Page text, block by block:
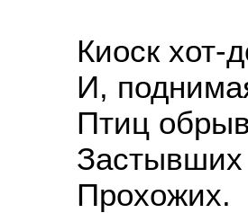
Киоск хот-
И,
Птиц
Застывших
Прохожих.